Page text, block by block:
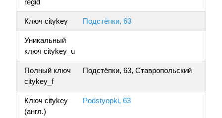
regid
Ключ citykey Подстёпки, 63
Уникальный
ключ citykey_u
Полный ключ
citykey_f
Подстёпки, 63, Ставропольский
Ключ citykey
(англ.)
Podstyopki, 63